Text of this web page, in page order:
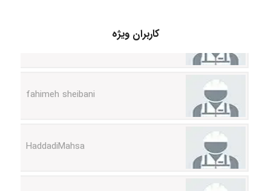
کاربران ویژه